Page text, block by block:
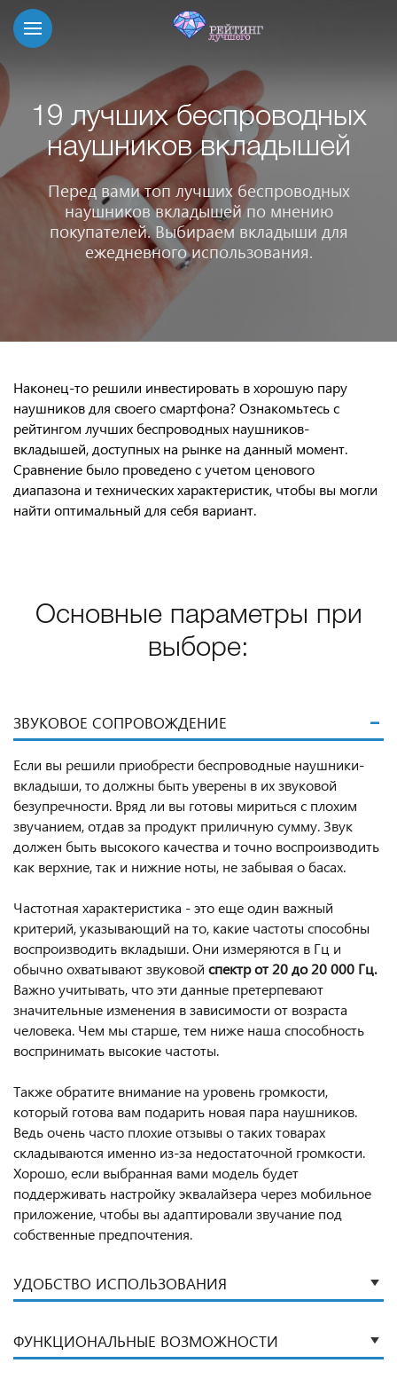
19 лучших беспроводных
наушников вкладышей
Перед вами топ лучших беспроводных
наушников вкладышей по мнению
покупателей. Выбираем вкладыши для
ежедневного использования.
Наконец-то решили инвестировать в хорошую пару
наушников для своего смартфона? Ознакомьтесь с
рейтингом лучших беспроводных наушников-
вкладышей, доступных на рынке на данный момент.
Сравнение было проведено с учетом ценового
диапазона и технических характеристик, чтобы вы могли
найти оптимальный для себя вариант.
Основные параметры при
выборе:
ЗВУКОВОЕ СОПРОВОЖДЕНИЕ
Если вы решили приобрести беспроводные наушники-
вкладыши, то должны быть уверены в их звуковой
безупречности. Вряд ли вы готовы мириться с плохим
звучанием, отдав за продукт приличную сумму. Звук
должен быть высокого качества и точно воспроизводить
как верхние, так и нижние ноты, не забывая о басах.
Частотная характеристика - это еще один важный
критерий, указывающий на то, какие частоты способны
воспроизводить вкладыши. Они измеряются в Гц и
обычно охватывают звуковой спектр от 20 до 20 000 Гц.
Важно учитывать, что эти данные претерпевают
значительные изменения в зависимости от возраста
человека. Чем мы старше, тем ниже наша способность
воспринимать высокие частоты.
Также обратите внимание на уровень громкости,
который готова вам подарить новая пара наушников.
Ведь очень часто плохие отзывы о таких товарах
складываются именно из-за недостаточной громкости.
Хорошо, если выбранная вами модель будет
поддерживать настройку эквалайзера через мобильное
приложение, чтобы вы адаптировали звучание под
собственные предпочтения.
УДОБСТВО ИСПОЛЬЗОВАНИЯ
ФУНКЦИОНАЛЬНЫЕ ВОЗМОЖНОСТИ